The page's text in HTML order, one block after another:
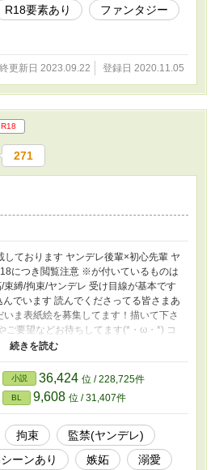
R18要素あり
ファンタジー
更新日 2023.09.22 登録日 2020.11.05
R18
271
しております ヤンデレ後輩×初心先輩 ヤ
につき閲覧注意 ※が付いているものは
束縛/拘束/ヤンデレ 受け目線が基本です
でいます 読んでくださってる皆さまあ
いま表紙絵を募集してます！描いて下さ
ご要望などお待ちしてます(*・ω・*) コ
！励みになります(*'▽'*) 更新速度上げら
らも病み彼をお願いします┌（┌ ＾o
小説 36,424 位 / 228,725件
BL 9,608 位 / 31,407件
拘束
監禁(ヤンデレ)
ーンあり 嫉妬
溺愛